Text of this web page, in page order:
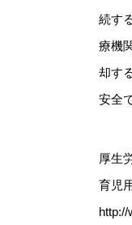
続す
療機
却す
安全
厚生
育児